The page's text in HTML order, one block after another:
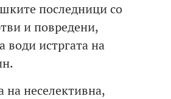
последници со
и повредени,
води истргата на
неселективна,